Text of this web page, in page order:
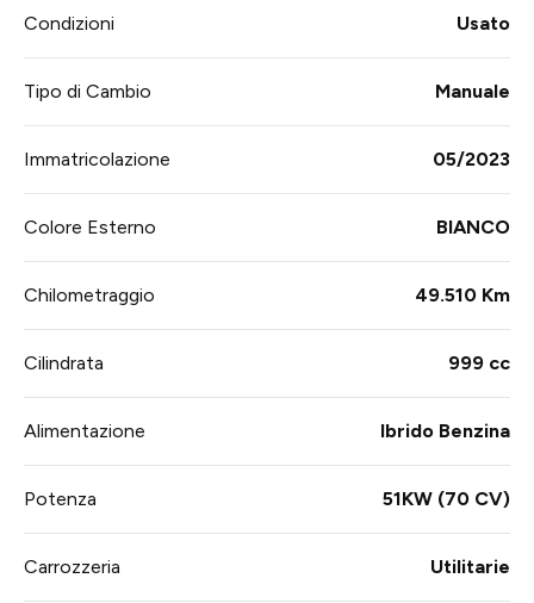
Condizioni Usato
Tipo di Cambio Manuale
Immatricolazione 05/2023
Colore Esterno BIANCO
Chilometraggio 49.510 Km
Cilindrata 999 cc
Alimentazione Ibrido Benzina
Potenza 51KW (70 CV)
Carrozzeria Utilitarie